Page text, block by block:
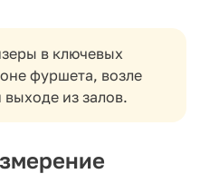
в ключевых
фуршета, возле
выходе из залов.